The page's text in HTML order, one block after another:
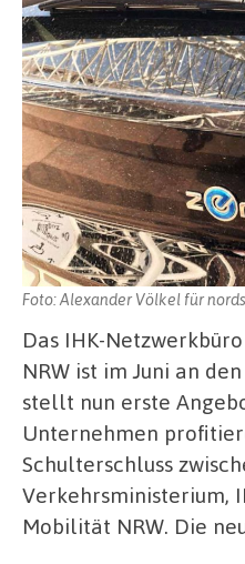
Foto: Alexander Völkel für
Das IHK-
NRW ist im Juni an
stellt nun erste
Unternehmen
Schulterschluss
Verkehrsministerium,
Mobilität NRW. Die